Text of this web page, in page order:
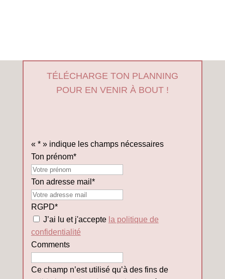
TÉLÉCHARGE TON PLANNING
POUR EN VENIR À BOUT !
« *» indique les champs nécessaires
Ton prénom*
Ton adresse mail *
RGPD*
J’ai lu et j'accepte la politique de
confidentialité
Comments
Ce champ n’est utilisé qu’à des fins de